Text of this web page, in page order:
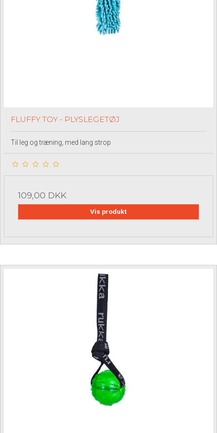
FLUFFY TOY - PLYSLEGETØJ
Til leg og træning, med lang strop
109,00 DKK
Vis produkt